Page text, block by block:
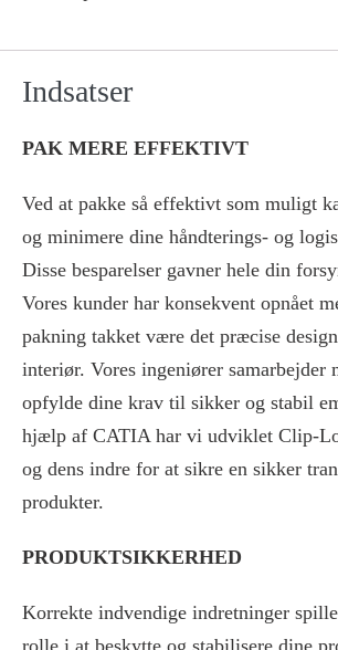
Indsatser
PAK MERE EFFEKTIVT
Ved at pakke så effektivt som muligt
og minimere dine håndterings- og
Disse besparelser gavner hele din
Vores kunder har konsekvent opnået
pakning takket være det præcise
interiør. Vores ingeniører samarbejder
opfylde dine krav til sikker og stabil
hjælp af CATIA har vi udviklet Clip-
og dens indre for at sikre en sikker
produkter.
PRODUKTSIKKERHED
Korrekte indvendige indretninger
rolle i at beskytte og stabilisere dine